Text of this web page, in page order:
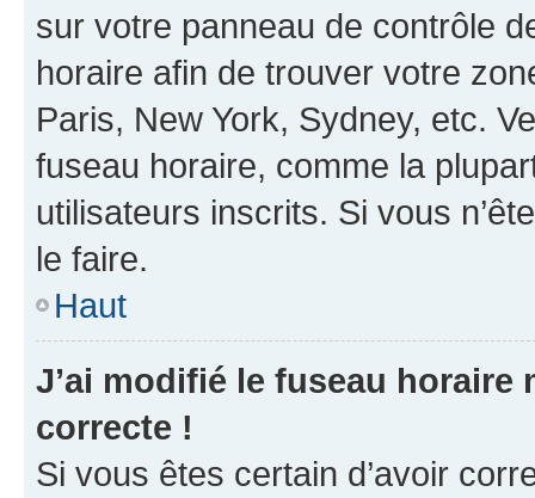
sur votre panneau de contrôle
horaire afin de trouver votre
Paris, New York, Sydney, etc.
fuseau horaire, comme la
utilisateurs inscrits. Si vous
le faire.
Haut
J’ai modifié le fuseau horaire
correcte !
Si vous êtes certain d’avoir